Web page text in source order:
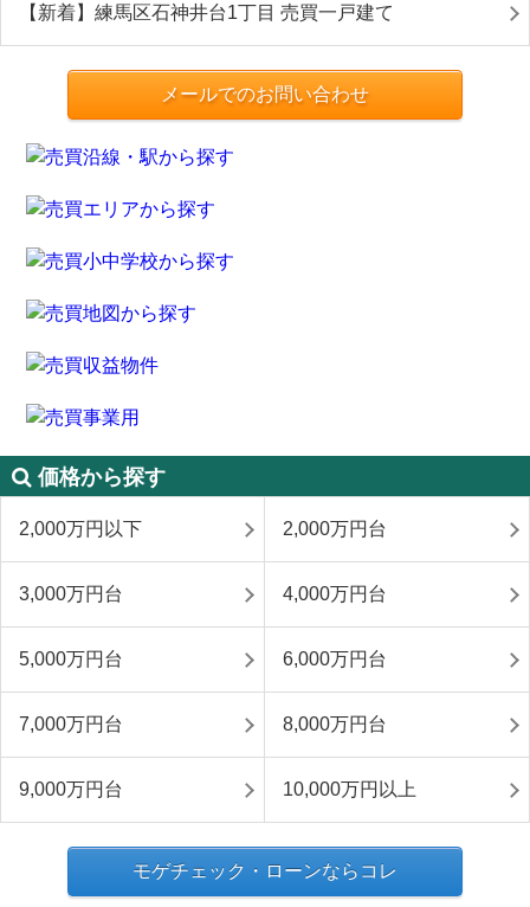
【新着】練馬区石神井台1丁目 売買一戸建て
メールでのお問い合わせ
価格から探す
2,000万円以下 2,000万円台
3,000万円台 4,000万円台
5,000万円台 6,000万円台
7,000万円台 8,000万円台
9,000万円台 10,000万円以上
モゲチェック・ローンならコレ